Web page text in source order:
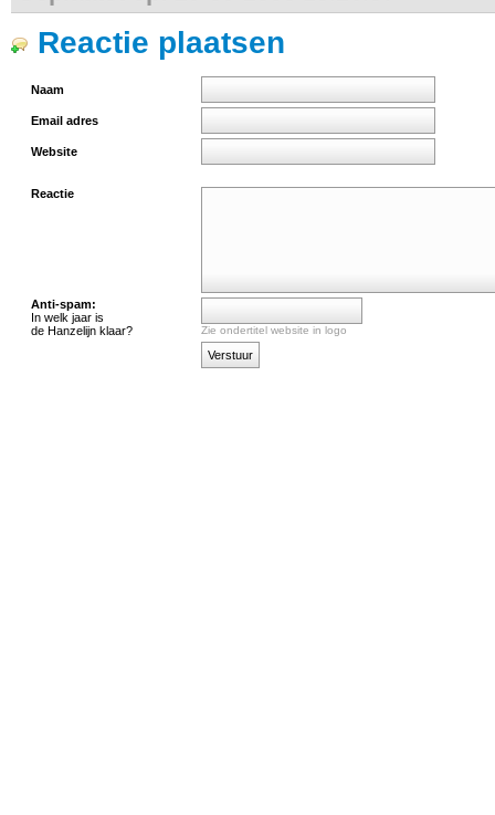
Reactie plaatsen
Naam
Email adres
Website
Reactie
Anti-spam:
In welk jaar is
de Hanzelijn klaar?
Zie ondertitel website in logo